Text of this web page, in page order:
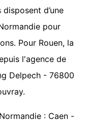
d’une
pour
Pour Rouen, la
l'agence de
Delpech - 76800
: Caen-